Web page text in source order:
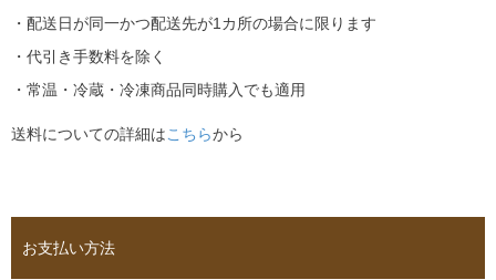
・配送日が同一かつ配送先が1カ所の場合に限ります
・代引き手数料を除く
・常温・冷蔵・冷凍商品同時購入でも適用
送料についての詳細はこちらから
お支払い方法